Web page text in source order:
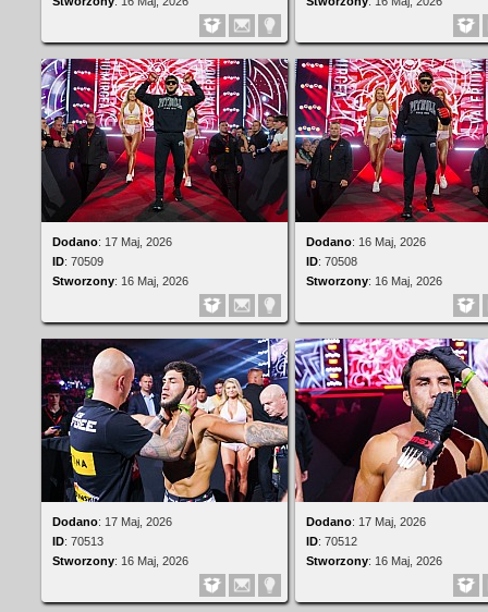
Dodano: 16 Maj, 2026
ID: 70508
Stworzony: 16 Maj, 2026
Dodano: 17 Maj, 2026
ID: 70509
Stworzony: 16 Maj, 2026
Dodano: 17 Maj, 2026
ID: 70512
Stworzony: 16 Maj, 2026
Dodano: 17 Maj, 2026
ID: 70513
Stworzony: 16 Maj, 2026